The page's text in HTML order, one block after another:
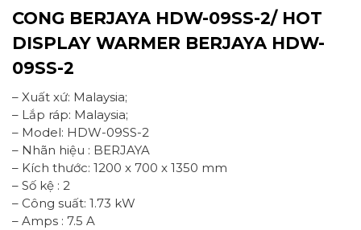
CONG BERJAYA HDW-09SS-2/ HOT
DISPLAY WARMER BERJAYA HDW-
09SS-2
– Xuất xứ: Malaysia;
– Lắp ráp: Malaysia;
– Model: HDW-09SS-2
– Nhãn hiệu : BERJAYA
– Kích thước: 1200 x 700 x 1350 mm
– Số kệ : 2
– Công suất: 1.73 kW
– Amps : 7.5 A